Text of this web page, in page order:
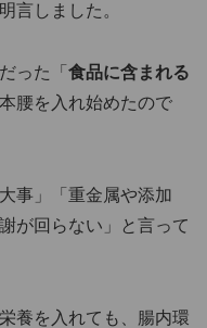
言しました。
った「 食品に含まれる
本腰を入れ始めたので
事」「重金属や添加
が回らない」と言って
養を入れても、腸内環